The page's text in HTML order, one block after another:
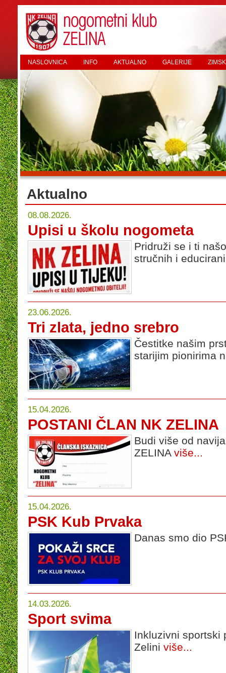
NASLOVNICA INFO AKTUALNO GALERIJE
Aktualno
08.08.2026.
Upisi u školu nogometa
Pridruži se i ti
stručnih i
23.06.2026.
Tri zlata, jedno srebro
Čestitke našim
starijim pionirima
15.04.2026.
POSTANI ČLAN NK ZELINA
Budi više od
ZELINA više...
15.04.2026.
PSK Kub Prvaka
Danas smo dio
14.03.2026.
Sport svima
Inkluzivni sportski
Zelini više...